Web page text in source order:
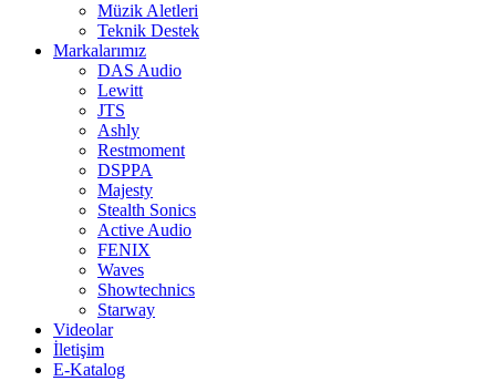
Müzik Aletleri
Teknik Destek
Markalarımız
DAS Audio
Lewitt
JTS
Ashly
Restmoment
DSPPA
Majesty
Stealth Sonics
Active Audio
FENIX
Waves
Showtechnics
Starway
Videolar
İletişim
E-Katalog